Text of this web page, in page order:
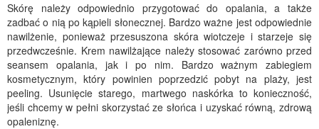
Skórę należy odpowiednio przygotować do opalania, a także
zadbać o nią po kąpieli słonecznej. Bardzo ważne jest odpowiednie
nawilżenie, ponieważ przesuszona skóra wiotczeje i starzeje się
przedwcześnie. Krem nawilżające należy stosować zarówno przed
seansem opalania, jak i po nim. Bardzo ważnym zabiegiem
kosmetycznym, który powinien poprzedzić pobyt na plaży, jest
peeling. Usunięcie starego, martwego naskórka to konieczność,
jeśli chcemy w pełni skorzystać ze słońca i uzyskać równą, zdrową
opaleniznę.